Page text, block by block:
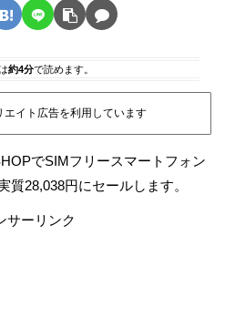
約4分で読めます。
イト広告を利用しています
でSIMフリースマートフォン
質28,038円にセールします。
サーリンク